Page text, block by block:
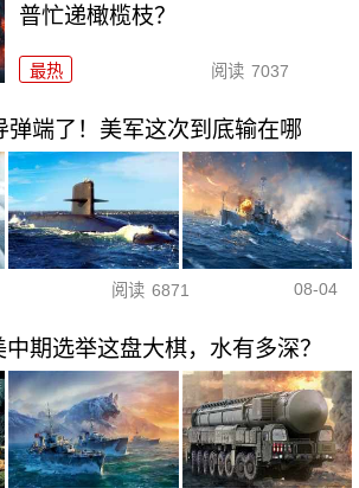
普忙递橄榄枝？
最热 阅读 7037
弹端了！美军这次到底输在哪
阅读 6871 08-04
期选举这盘大棋，水有多深？